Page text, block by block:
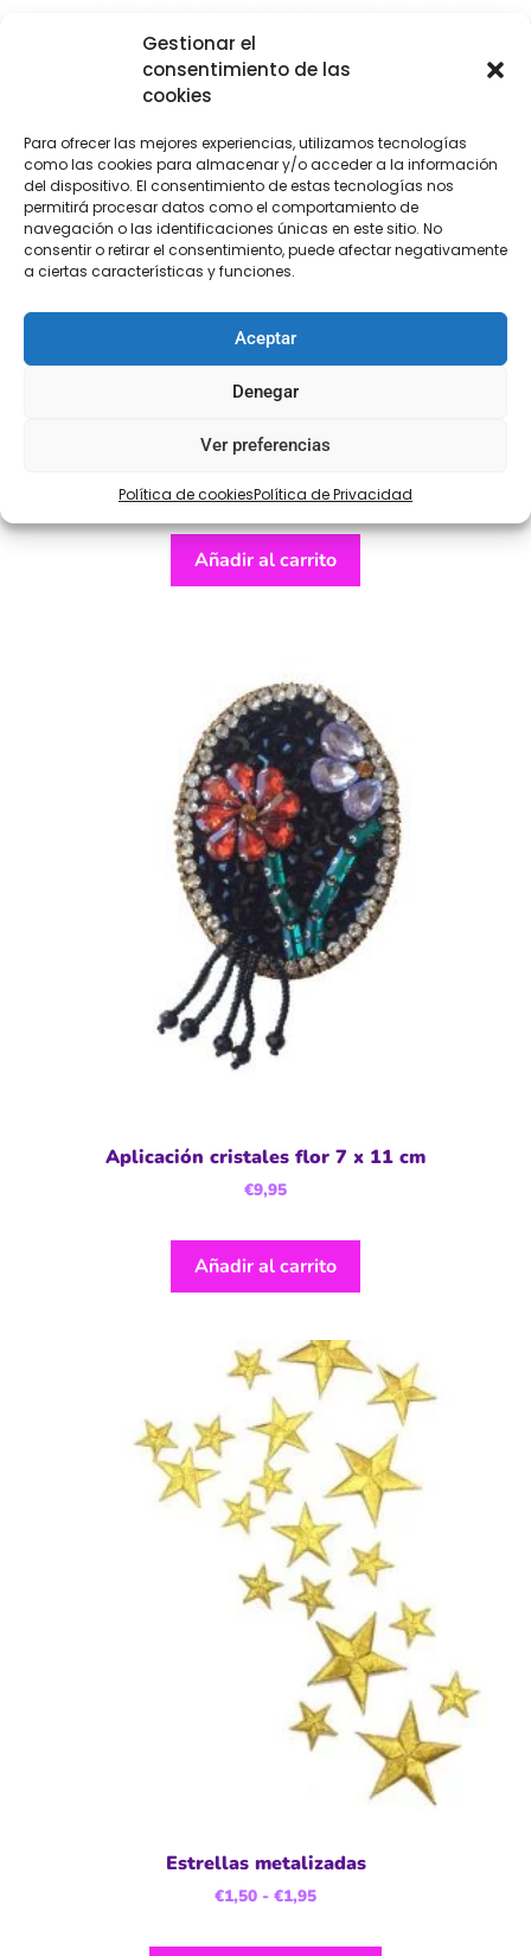
Gestionar el
consentimiento de las
cookies
Para ofrecer las mejores experiencias, utilizamos tecnologías
como las cookies para almacenar y/o acceder a la información
del dispositivo. El consentimiento de estas tecnologías nos
permitirá procesar datos como el comportamiento de
navegación o las identificaciones únicas en este sitio. No
consentir o retirar el consentimiento, puede afectar negativamente
a ciertas características y funciones.
Aceptar
Denegar
Ver preferencias
Política de cookiesPolítica de Privacidad
Aplicación Pedrería Nota musical
2,50
Añadir al carrito
Aplicación cristales flor 7 x 11 cm
€9,95
Añadir al carrito
Estrellas metalizadas
€1,50 - €1,95